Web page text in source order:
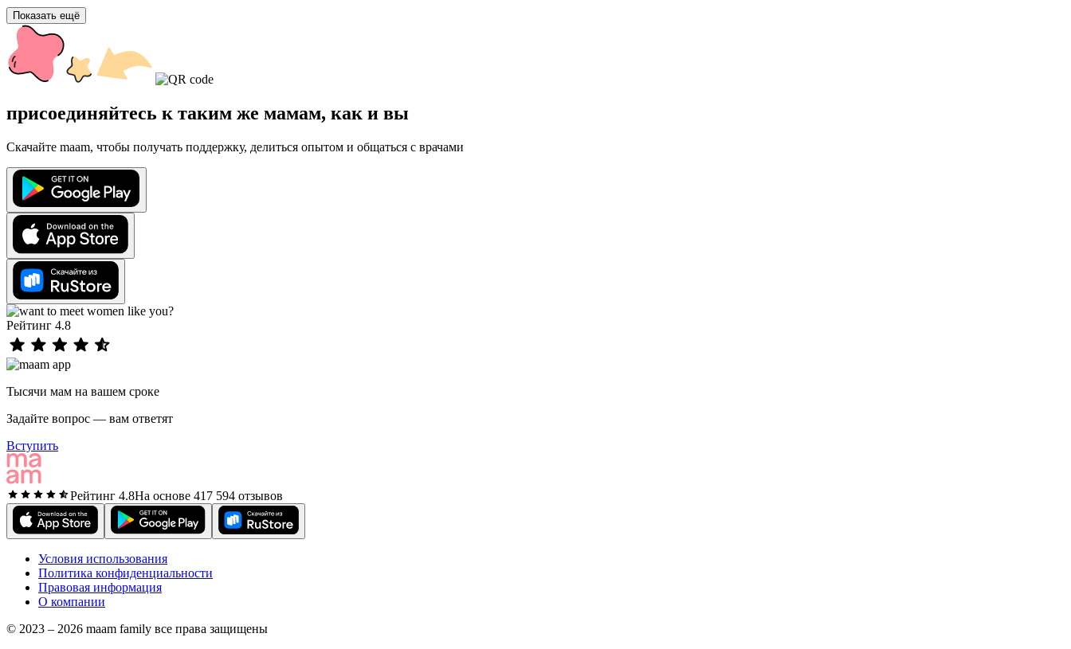
Показать ещё
присоединяйтесь к таким же мамам, как и вы
Скачайте maam, чтобы получать поддержку, делиться опытом и общаться с врачами
Рейтинг 4.8
Тысячи мам на вашем сроке
Задайте вопрос — вам ответят
Вступить
Рейтинг 4.8На основе 417 594 отзывов
Условия использования
Политика конфиденциальности
Правовая информация
О компании
© 2023 – 2026 maam family все права защищены